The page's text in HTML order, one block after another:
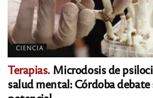
CIENCIA
Terapias. Microdosis de
salud mental: Córdoba debate